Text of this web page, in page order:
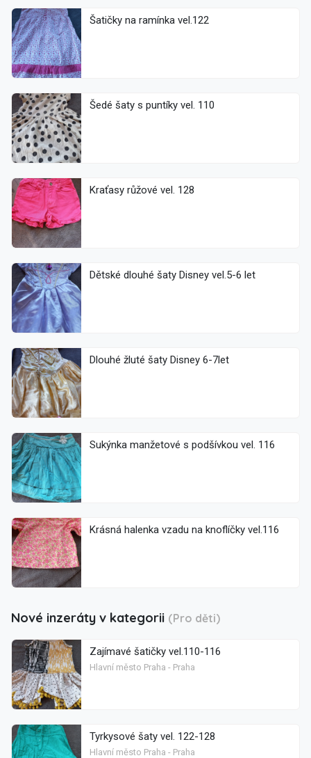
Šatičky na ramínka vel.122
Šedé šaty s puntíky vel. 110
Kraťasy růžové vel. 128
Dětské dlouhé šaty Disney vel.5-6 let
Dlouhé žluté šaty Disney 6-7let
Sukýnka manžetové s podšívkou vel. 116
Krásná halenka vzadu na knoflíčky vel.116
Nové inzeráty v kategorii (Pro děti)
Zajímavé šatičky vel.110-116
Hlavní město Praha - Praha
Tyrkysové šaty vel. 122-128
Hlavní město Praha - Praha